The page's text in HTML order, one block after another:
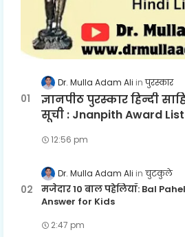
Dr. Mulla Adam Ali पुरस्कार
ज्ञानपीठ पुरस्कार हिन्दी
सूची : Jnanpith Award List
12:56 pm
Dr. Mulla Adam Ali चुटकुले
मजेदार 10 बाल पहेलियाँ: Bal
Answer for Kids
2:47 pm